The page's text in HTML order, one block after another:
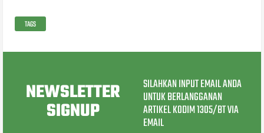
TAGS
NEWSLETTER
SIGNUP
SILAHKAN INPUT EMAIL ANDA
UNTUK BERLANGGANAN
ARTIKEL KODIM 1305/BT VIA
EMAIL